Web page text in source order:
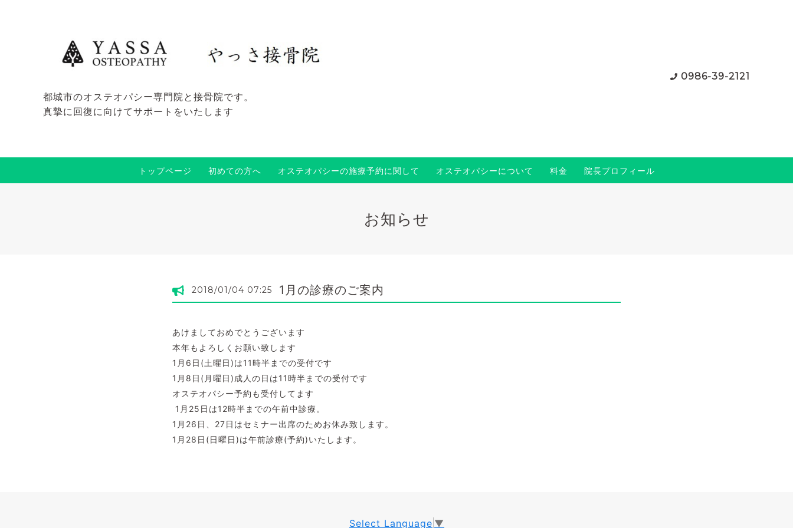
都城市のオステオパシー専門院と接骨院です。
真摯に回復に向けてサポートをいたします
0986-39-2121
トップページ 初めての方へ オステオパシーの施療予約に関して オステオパシーについて 料金 院長プロフィール
お知らせ
2018/01/04 07:25 1月の診療のご案内
あけましておめでとうございます
本年もよろしくお願い致します
1月6日(土曜日)は11時半までの受付です
1月8日(月曜日)成人の日は11時半までの受付です
オステオパシー予約も受付してます
1月25日は12時半までの午前中診療。
1月26日、27日はセミナー出席のためお休み致します。
1月28日(日曜日)は午前診療(予約)いたします。
Select Language ▼